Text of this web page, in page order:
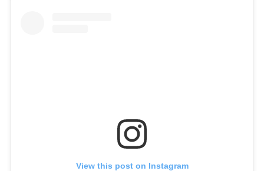
View this post on Instagram